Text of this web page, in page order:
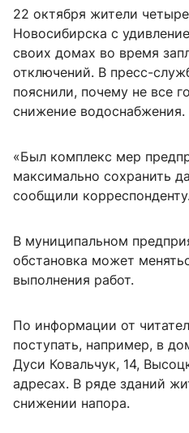
22 октября жители
Новосибирска с
своих домах во время
отключений. В пресс-
пояснили, почему не все
снижение водоснабжения.
«Был комплекс мер
максимально сохранить
сообщили корреспонденту.
В муниципальном
обстановка может
выполнения работ.
По информации от
поступать, например, в
Дуси Ковальчук, 14,
адресах. В ряде зданий
снижении напора.